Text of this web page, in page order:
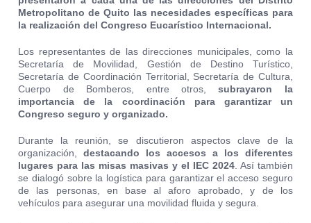
Metropolitano de Quito las necesidades específicas para
la realización del Congreso Eucarístico Internacional.
Los representantes de las direcciones municipales, como la
Secretaría de Movilidad, Gestión de Destino Turístico,
Secretaría de Coordinación Territorial, Secretaría de Cultura,
Cuerpo de Bomberos, entre otros,subrayaron la
importancia de la coordinación para garantizar un
Congreso seguro y organizado.
Durante la reunión, se discutieron aspectos clave de la
organización,destacando los accesos a los diferentes
lugares para las misas masivas y el IEC 2024. Así también
se dialogó sobre la logística para garantizar el acceso seguro
de las personas, en base al aforo aprobado, y de los
vehículos para asegurar una movilidad fluida y segura.